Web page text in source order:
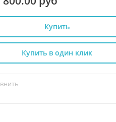
Купить
Купить в один клик